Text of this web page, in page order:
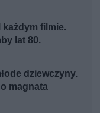
każdym filmie.
lat 80.
dziewczyny.
magnata